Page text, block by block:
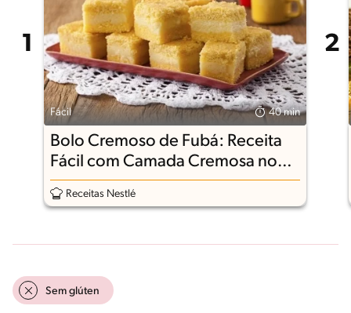
Fácil 40 min
Bolo Cremoso de Fubá: Receita
Fácil com Camada Cremosa no
Meio
Receitas Nestlé
Sem glúten